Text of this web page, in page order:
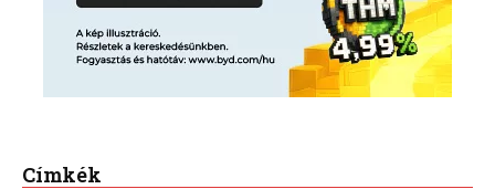
Címkék